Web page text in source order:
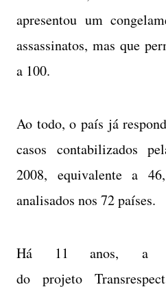
apresentou um
assassinatos, mas que
a 100.
Ao todo, o país já
casos contabilizados
2008, equivalente a
analisados nos 72 países.
Há 11 anos, a
do projeto